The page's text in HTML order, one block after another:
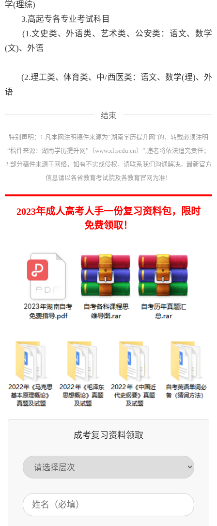
学(理综)
3.高起专各专业考试科目
(1.文史类、外语类、艺术类、公安类：语文、数学
(文)、外语
(2.理工类、体育类、中/西医类：语文、数学(理)、外
语
结束
特别声明：1.凡本网注明稿件来源为“湖南学历提升网”的，转载必须注明
“稿件来源：湖南学历提升网”（www.xltsedu.cn）”,违者将依法追究责任；
2.部分稿件来源于网络，如有不实或侵权，请联系我们沟通解决。最新官方
信息请以各省教育考试院及各教育官网为准！
2023年成人高考人手一份复习资料包，限时
免费领取！
成考复习资料领取